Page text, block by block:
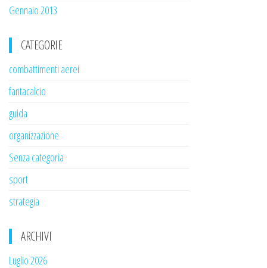
Gennaio 2013
CATEGORIE
combattimenti aerei
fantacalcio
guida
organizzazione
Senza categoria
sport
strategia
ARCHIVI
Luglio 2026